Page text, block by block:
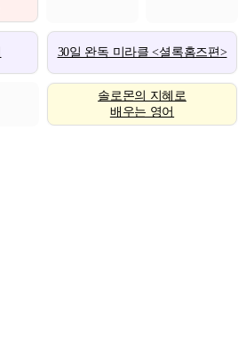
30일 완독 미라클 <셜록홈즈편>
솔로몬의 지혜로
배우는 영어